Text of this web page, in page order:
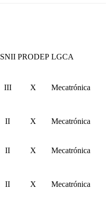
SNII PRODEP LGCA
III X Mecatrónica
II X Mecatrónica
II X Mecatrónica
II X Mecatrónica